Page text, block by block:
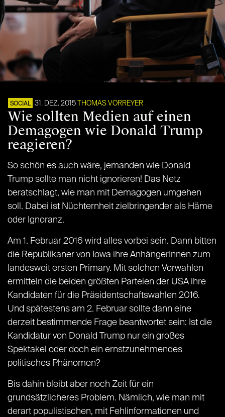
SOCIAL 31. DEZ. 2015 THOMAS VORREYER
Wie sollten Medien auf einen
Demagogen wie Donald Trump
reagieren?
So schön es auch wäre, jemanden wie Donald
Trump sollte man nicht ignorieren! Das Netz
beratschlagt, wie man mit Demagogen umgehen
soll. Dabei ist Nüchternheit zielbringender als Häme
oder Ignoranz.
Am 1. Februar 2016 wird alles vorbei sein. Dann bitten
die Republikaner von Iowa ihre AnhängerInnen zum
landesweit ersten Primary. Mit solchen Vorwahlen
ermitteln die beiden größten Parteien der USA ihre
Kandidaten für die Präsidentschaftswahlen 2016.
Und spätestens am 2. Februar sollte dann eine
derzeit bestimmende Frage beantwortet sein: Ist die
Kandidatur von Donald Trump nur ein großes
Spektakel oder doch ein ernstzunehmendes
politisches Phänomen?
Bis dahin bleibt aber noch Zeit für ein
grundsätzlicheres Problem. Nämlich, wie man mit
derart populistischen, mit Fehlinformationen und